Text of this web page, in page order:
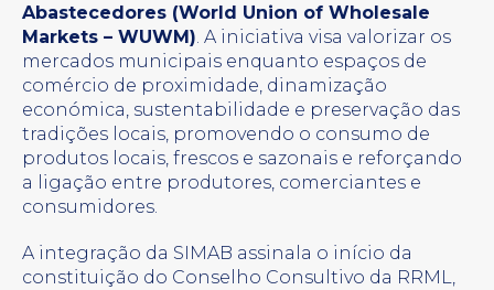
Abastecedores (World Union of Wholesale
Markets – WUWM). A iniciativa visa valorizar os
mercados municipais enquanto espaços de
comércio de proximidade, dinamização
económica, sustentabilidade e preservação das
tradições locais, promovendo o consumo de
produtos locais, frescos e sazonais e reforçando
a ligação entre produtores, comerciantes e
consumidores.
A integração da SIMAB assinala o início da
constituição do Conselho Consultivo da RRML,